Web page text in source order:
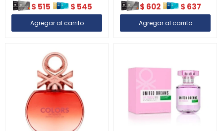
$ 515 $ 545 $ 602 $ 637